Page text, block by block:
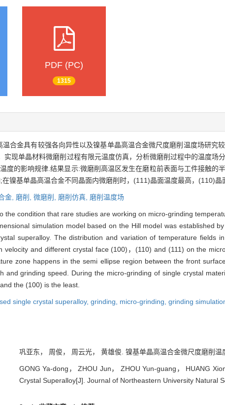
PDF (PC)
1315
温合金具有较强各向异性以及镍基单晶高温合金微尺度磨削温度场研究
实现单晶材料微磨削过程有限元温度仿真，分析微磨削过程中的温度场
度的影响规律.结果显示:微磨削高温区发生在磨粒前表面与工件接触
镍基单晶高温合金不同晶面内微磨削时，(111)晶面温度最高，(110)
金, 磨削, 微磨削, 磨削仿真, 磨削温度场
the condition that rare studies are working on micro-grinding
simulation model based on the Hill model was established
superalloy. The distribution and variation of temperature fields
velocity and different crystal face (100)，(110) and (111) on the
zone happens in the semi ellipse region between the front
and grinding speed. During the micro-grinding of single crystal
the (100) is the least.
single crystal superalloy, grinding, micro-grinding, grinding
巩亚东， 周俊， 周云光， 黄雄俊. 镍基单晶高温合金微尺度磨削
GONG Ya-dong， ZHOU Jun， ZHOU Yun-guang， HUANG
Crystal Superalloy[J]. Journal of Northeastern University Natural